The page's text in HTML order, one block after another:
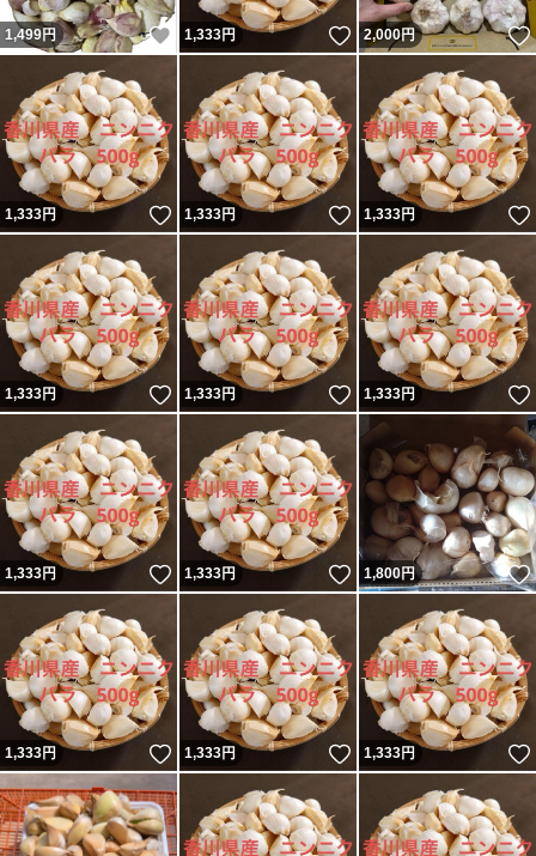
1,499円 いいね！
1,333円 いいね！
2,000円
1,333円 いいね！
1,333円 いいね！
1,333円
1,333円 いいね！
1,333円 いいね！
1,333円
1,333円 いいね！
1,333円 いいね！
1,800円
1,333円 いいね！
1,333円 いいね！
1,333円